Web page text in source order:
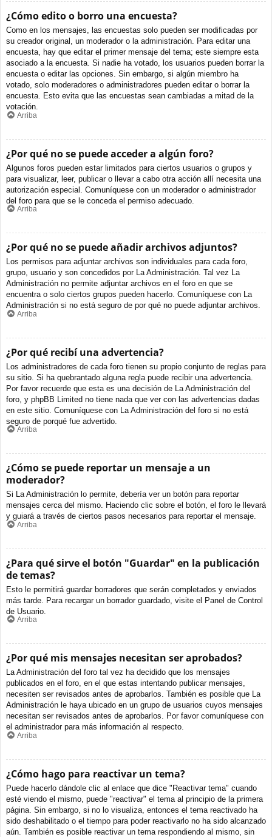
¿Cómo edito o borro una encuesta?
Como en los mensajes, las encuestas solo pueden ser modificadas por
su creador original, un moderador o la administración. Para editar una
encuesta, hay que editar el primer mensaje del tema; este siempre esta
asociado a la encuesta. Si nadie ha votado, los usuarios pueden borrar la
encuesta o editar las opciones. Sin embargo, si algún miembro ha
votado, solo moderadores o administradores pueden editar o borrar la
encuesta. Esto evita que las encuestas sean cambiadas a mitad de la
votación.
Arriba
¿Por qué no se puede acceder a algún foro?
Algunos foros pueden estar limitados para ciertos usuarios o grupos y
para visualizar, leer, publicar o llevar a cabo otra acción allí necesita una
autorización especial. Comuníquese con un moderador o administrador
del foro para que se le conceda el permiso adecuado.
Arriba
¿Por qué no se puede añadir archivos adjuntos?
Los permisos para adjuntar archivos son individuales para cada foro,
grupo, usuario y son concedidos por La Administración. Tal vez La
Administración no permite adjuntar archivos en el foro en que se
encuentra o solo ciertos grupos pueden hacerlo. Comuníquese con La
Administración si no está seguro de por qué no puede adjuntar archivos.
Arriba
¿Por qué recibí una advertencia?
Los administradores de cada foro tienen su propio conjunto de reglas para
su sitio. Si ha quebrantado alguna regla puede recibir una advertencia.
Por favor recuerde que esta es una decisión de La Administración del
foro, y phpBB Limited no tiene nada que ver con las advertencias dadas
en este sitio. Comuníquese con La Administración del foro si no está
seguro de porqué fue advertido.
Arriba
¿Cómo se puede reportar un mensaje a un
moderador?
Si La Administración lo permite, debería ver un botón para reportar
mensajes cerca del mismo. Haciendo clic sobre el botón, el foro le llevará
y guiará a través de ciertos pasos necesarios para reportar el mensaje.
Arriba
¿Para qué sirve el botón "Guardar" en la publicación
de temas?
Esto le permitirá guardar borradores que serán completados y enviados
más tarde. Para recargar un borrador guardado, visite el Panel de Control
de Usuario.
Arriba
¿Por qué mis mensajes necesitan ser aprobados?
La Administración del foro tal vez ha decidido que los mensajes
publicados en el foro, en el que estas intentando publicar mensajes,
necesiten ser revisados antes de aprobarlos. También es posible que La
Administración le haya ubicado en un grupo de usuarios cuyos mensajes
necesitan ser revisados antes de aprobarlos. Por favor comuníquese con
el administrador para más información al respecto.
Arriba
¿Cómo hago para reactivar un tema?
Puede hacerlo dándole clic al enlace que dice "Reactivar tema" cuando
esté viendo el mismo, puede "reactivar" el tema al principio de la primera
página. Sin embargo, si no lo visualiza, entonces el tema reactivado ha
sido deshabilitado o el tiempo para poder reactivarlo no ha sido alcanzado
aún. También es posible reactivar un tema respondiendo al mismo, sin